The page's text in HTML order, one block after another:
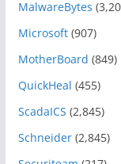
MalwareBytes
Microsoft(907)
MotherBoard (849)
QuickHeal (455)
ScadaICS (2,845)
Schneider(2,845)